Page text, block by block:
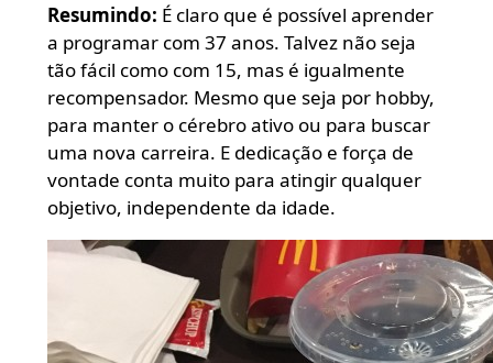
Resumindo: É claro que é possível aprender
a programar com 37 anos. Talvez não seja
tão fácil como com 15, mas é igualmente
recompensador. Mesmo que seja por hobby,
para manter o cérebro ativo ou para buscar
uma nova carreira. E dedicação e força de
vontade conta muito para atingir qualquer
objetivo, independente da idade.